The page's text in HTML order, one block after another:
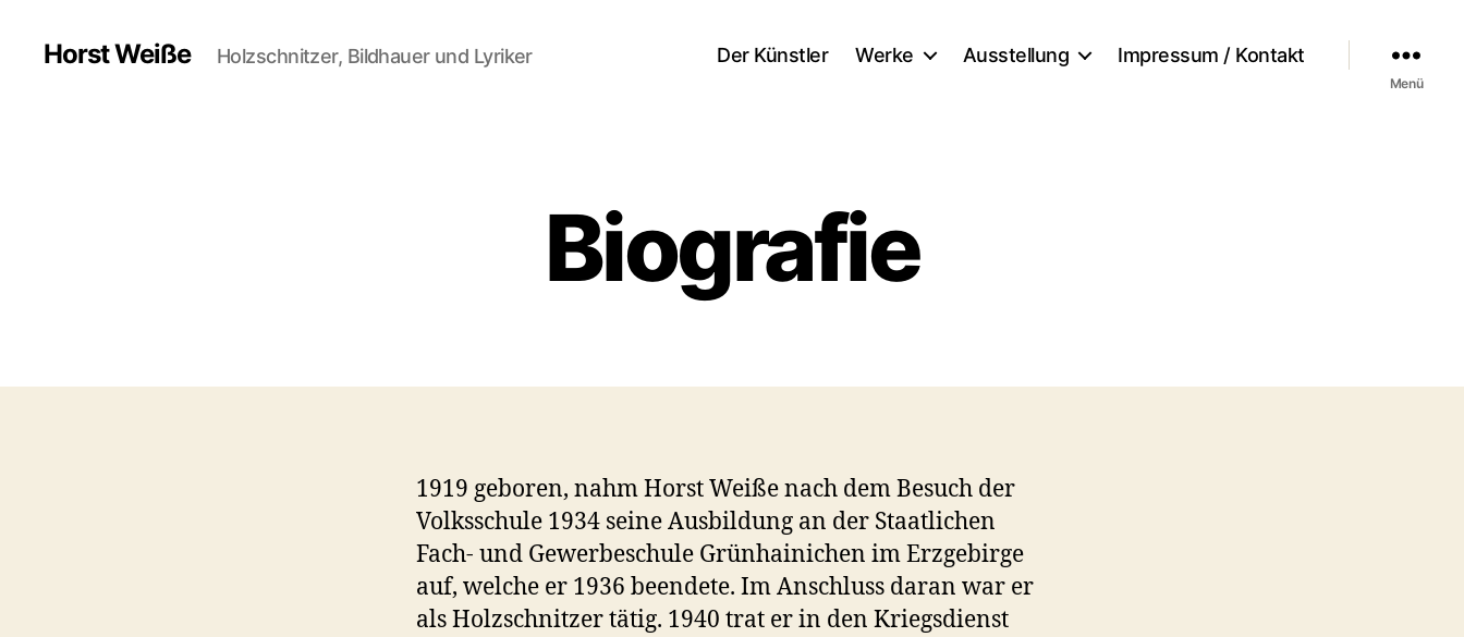
Horst Weiße Holzschnitzer, Bildhauer und Lyriker Der Künstler Werke Ausstellung Impressum / Kontakt
Menü
Biografie
1919 geboren, nahm Horst Weiße nach dem Besuch der
Volksschule 1934 seine Ausbildung an der Staatlichen
Fach- und Gewerbeschule Grünhainichen im Erzgebirge
auf, welche er 1936 beendete. Im Anschluss daran war er
als Holzschnitzer tätig. 1940 trat er in den Kriegsdienst